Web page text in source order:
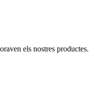
els nostres productes.